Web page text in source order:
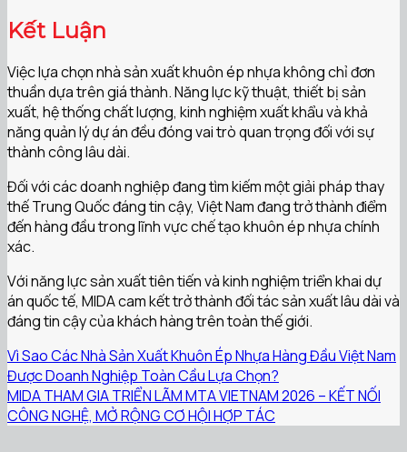
Kết Luận
Việc lựa chọn nhà sản xuất khuôn ép nhựa không chỉ đơn
thuần dựa trên giá thành. Năng lực kỹ thuật, thiết bị sản
xuất, hệ thống chất lượng, kinh nghiệm xuất khẩu và khả
năng quản lý dự án đều đóng vai trò quan trọng đối với sự
thành công lâu dài.
Đối với các doanh nghiệp đang tìm kiếm một giải pháp thay
thế Trung Quốc đáng tin cậy, Việt Nam đang trở thành điểm
đến hàng đầu trong lĩnh vực chế tạo khuôn ép nhựa chính
xác.
Với năng lực sản xuất tiên tiến và kinh nghiệm triển khai dự
án quốc tế, MIDA cam kết trở thành đối tác sản xuất lâu dài và
đáng tin cậy của khách hàng trên toàn thế giới.
Vì Sao Các Nhà Sản Xuất Khuôn Ép Nhựa Hàng Đầu Việt Nam
Được Doanh Nghiệp Toàn Cầu Lựa Chọn?
MIDA THAM GIA TRIỂN LÃM MTA VIETNAM 2026 – KẾT NỐI
CÔNG NGHỆ, MỞ RỘNG CƠ HỘI HỢP TÁC